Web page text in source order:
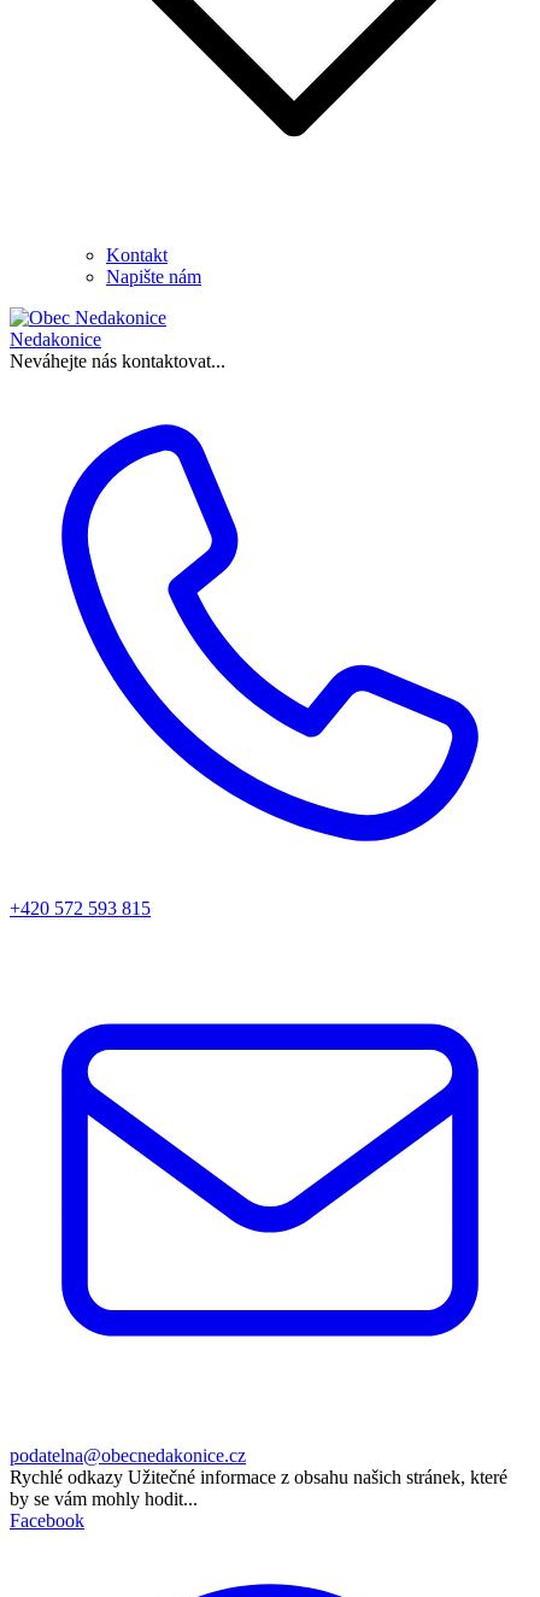
Kontakt
Napište nám
Nedakonice
Neváhejte nás kontaktovat...
+420 572 593 815
podatelna@obecnedakonice.cz
Rychlé odkazy Užitečné informace z obsahu našich stránek, které
by se vám mohly hodit...
Facebook